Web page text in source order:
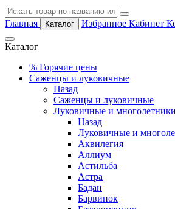
Главная Каталог Избранное Кабинет
Каталог
% Горячие цены
Саженцы и луковичные
Назад
Саженцы и луковичные
Луковичные и многолетники
Назад
Луковичные и
Аквилегия
Аллиум
Астильба
Астра
Бадан
Барвинок